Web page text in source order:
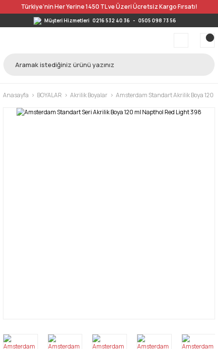
Türkiye’nin Her Yerine 1450 TL ve Üzeri Ücretsiz Kargo Fırsatı!
Müşteri Hizmetleri 0216 532 40 36 - 0505 098 73 56
Anasayfa BOYALAR Akrilik Boyalar Amsterdam Standart Akrilik Boya 120